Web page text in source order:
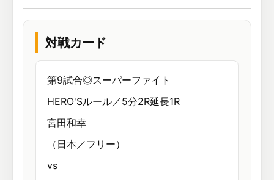
対戦カード
第9試合◎スーパーファイト
HERO'Sルール／5分2R延長1R
宮田和幸
（日本／フリー）
vs